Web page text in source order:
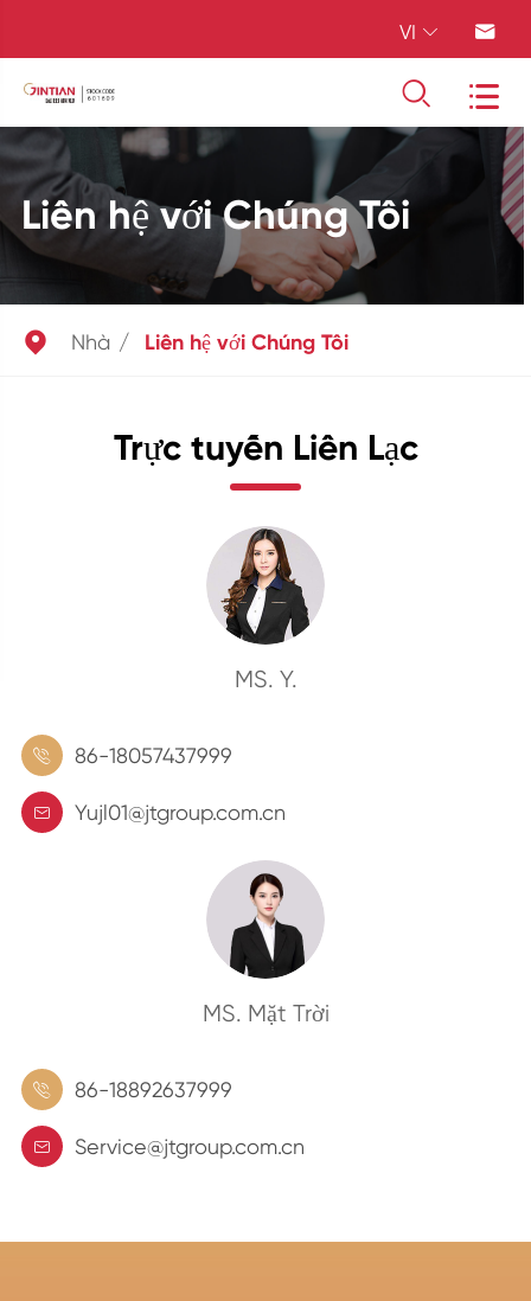
VI  
 
Liên hệ với Chúng Tôi
 Nhà Liên hệ với Chúng Tôi
Trực tuyến Liên Lạc
MS. Y.
 86-18057437999
 Yujl01@jtgroup.com.cn
MS. Mặt Trời
 86-18892637999
 Service@jtgroup.com.cn